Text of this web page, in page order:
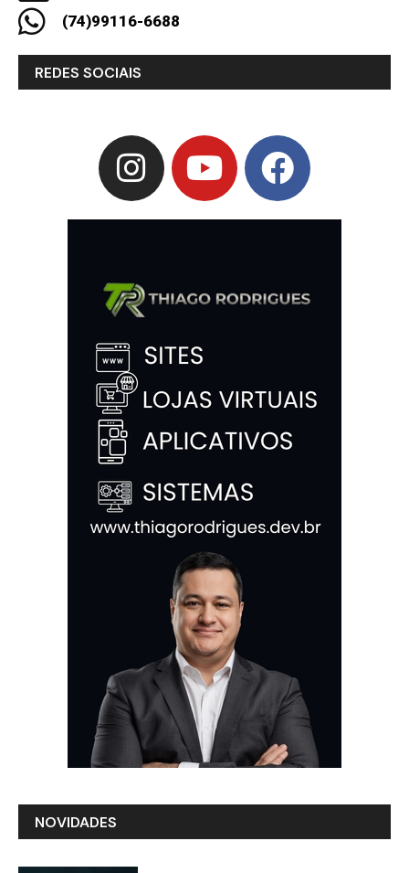
(74)99116-6688
REDES SOCIAIS
NOVIDADES